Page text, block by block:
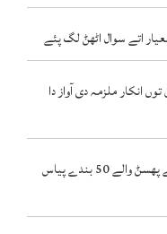
اتے سوال اٹھݨ لگ پئے
ملزمہ دی آواز دا
نائیجر دے صحرائے صحارا وچ گڈی خراب ہو کے پھسݨ والے 50 بندے پیاس